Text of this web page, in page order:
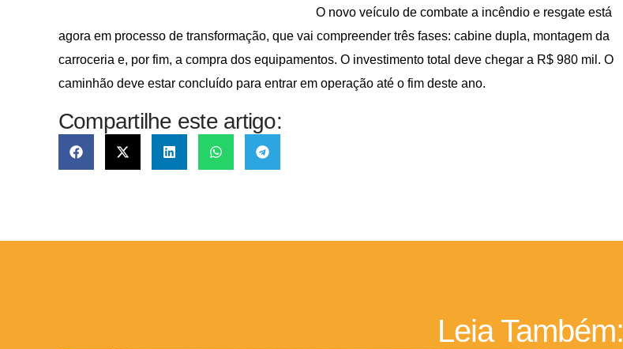
O novo veículo de combate a incêndio e resgate está
agora em processo de transformação, que vai compreender três fases: cabine dupla, montagem da
carroceria e, por fim, a compra dos equipamentos. O investimento total deve chegar a R$ 980 mil. O
caminhão deve estar concluído para entrar em operação até o fim deste ano.
Compartilhe este artigo:
Leia Também: